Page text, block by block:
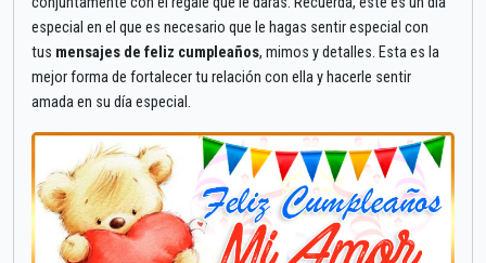
especial en el que es necesario que le hagas sentir especial con
tus mensajes de feliz cumpleaños, mimos y detalles. Esta es la
mejor forma de fortalecer tu relación con ella y hacerle sentir
amada en su día especial.